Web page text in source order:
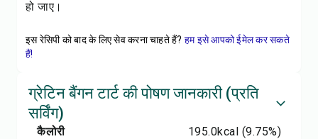
हो जाए।
इस रेसिपी को बाद के लिए सेव करना चाहते हैं? हम इसे आपको ईमेल कर सकते
हैं!
ग्रेटिन बैंगन टार्ट की पोषण जानकारी (प्रति
सर्विंग)
कैलोरी 195.0kcal (9.75%)